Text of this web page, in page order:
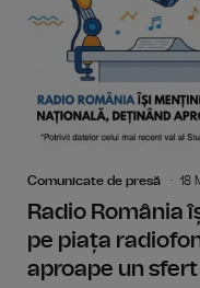
Comunicate de presă 18
Radio România
pe piața
aproape un